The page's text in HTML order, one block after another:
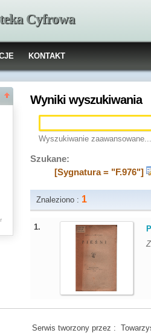
Cyfrowa
KONTAKT
Wyniki wyszukiwania
Wyszukiwanie zaawansowane...
Szukane:
[Sygnatura = "F.976"]
Znaleziono : 1
1.
Serwis tworzony przez :